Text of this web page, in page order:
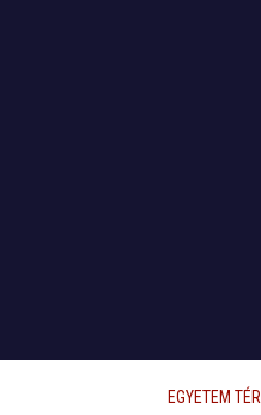
EGYETEM TÉR